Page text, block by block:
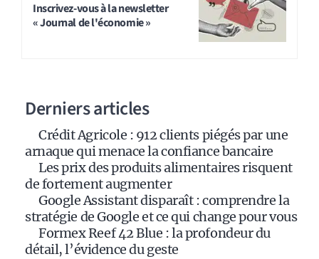
Inscrivez-vous à la newsletter
« Journal de l'économie »
Derniers articles
Crédit Agricole : 912 clients piégés par une
arnaque qui menace la confiance bancaire
Les prix des produits alimentaires risquent
de fortement augmenter
Google Assistant disparaît : comprendre la
stratégie de Google et ce qui change pour vous
Formex Reef 42 Blue : la profondeur du
détail, l’évidence du geste